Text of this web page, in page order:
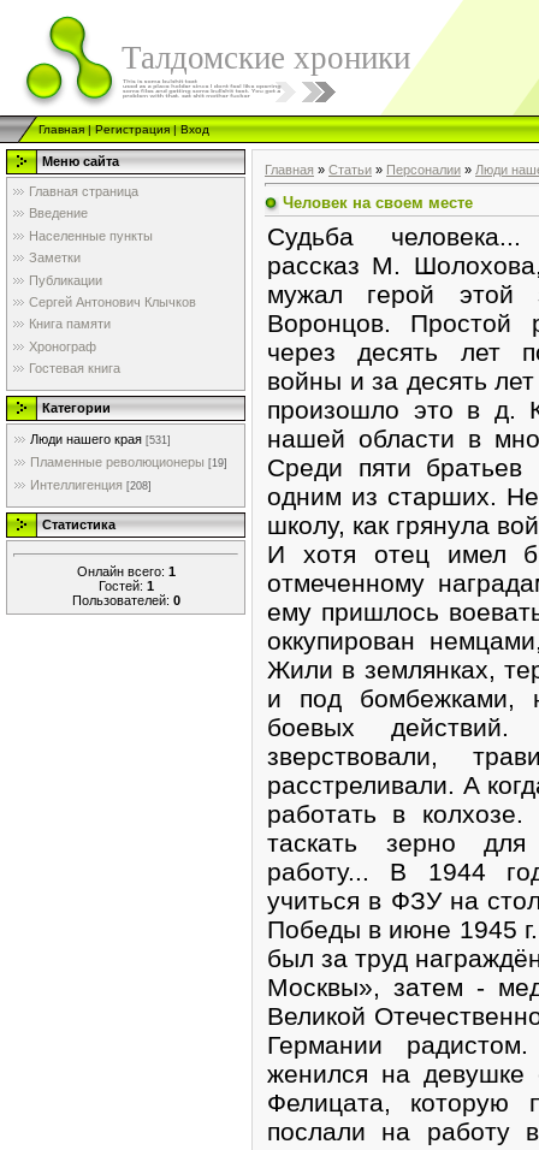
Талдомские хроники
Главная|Регистрация|Вход
Меню сайта
Главная страница
Введение
Населенные пункты
Заметки
Публикации
Сергей Антонович Клычков
Книга памяти
Хронограф
Гостевая книга
Категории
Люди нашего края [531]
Пламенные революционеры [19]
Интеллигенция [208]
Статистика
Онлайн всего: 1
Гостей: 1
Пользователей: 0
Главная » Статьи » Персоналии » Люди
Человек на своем месте
Судьба
рассказ М.
мужал герой этой
Воронцов. Простой
через десять лет
войны и за десять
произошло это в д.
нашей области в
Среди пяти
одним из старших.
школу, как грянула
И хотя отец имел
отмеченному
ему пришлось
оккупирован
Жили в землянках,
и под бомбежками,
боевых
зверствовали,
расстреливали. А
работать в колхозе.
таскать зерно
работу... В 1944
учиться в ФЗУ на
Победы в июне 1945
был за труд
Москвы», затем -
Великой
Германии
женился на
Фелицата, которую
послали на работу